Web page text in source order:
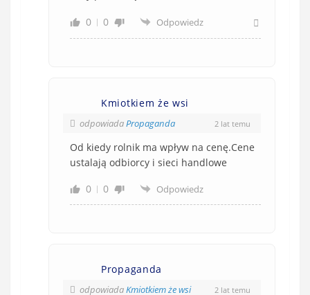
0 0 Odpowiedz
Kmiotkiem że wsi
odpowiadaPropaganda 2 lat temu
Od kiedy rolnik ma wpływ na cenę.Cene
ustalają odbiorcy i sieci handlowe
0
0 Odpowiedz
Propaganda
odpowiadaKmiotkiem że wsi 2 lat temu